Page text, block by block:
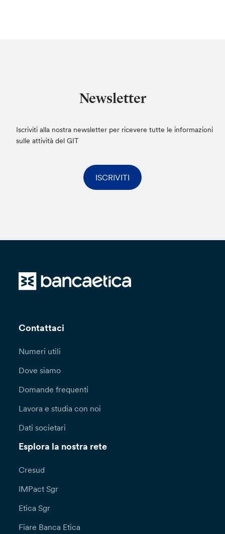
Newsletter
Iscriviti alla nostra newsletter per ricevere tutte le informazioni
sulle attività del GIT
ISCRIVITI
Contattaci
Numeri utili
Dove siamo
Domande frequenti
Lavora e studia con noi
Dati societari
Esplora la nostra rete
Cresud
IMPact Sgr
Etica Sgr
Fiare Banca Etica